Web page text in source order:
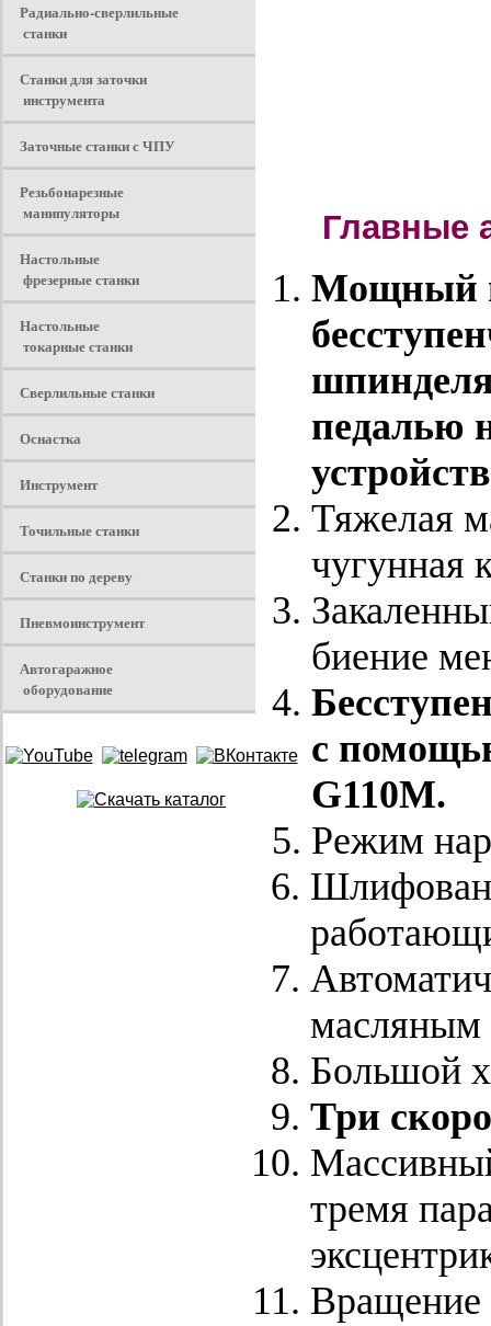
Радиально-сверлильные
станки
Станки для заточки
инструмента
Заточные станки с ЧПУ
Резьбонарезные
манипуляторы
Настольные
фрезерные станки
Настольные
токарные станки
Сверлильные станки
Оснастка
Инструмент
Точильные станки
Станки по дереву
Пневмоинструмент
Автогаражное
оборудование
Главные
Мощный
педалью
Тяжелая
чугунная
биение
с
G110M.
Режим
масляным
Большой
Три
тремя
Вращение